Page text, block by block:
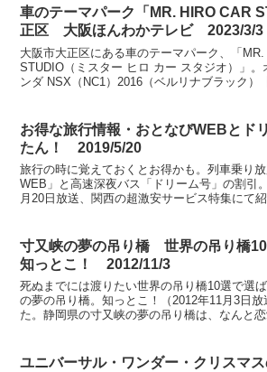
車のテーマパーク「MR. HIRO CAR
正区 大阪ほんわかテレビ 2023/3/3
大阪市大正区にある車のテーマパーク、「
STUDIO（ミスター ヒロ カー スタジオ）」。
ンダ NSX（NC1）2016（ベルリナブラック）
お得な旅行情報・おとなびWEBとド
たん！ 2019/5/20
旅行の時に覚えておくとお得かも。列車乗り
WEB」と高速深夜バス「ドリーム号」の割引
月20日放送、関西の超激安サービス特集にて紹
寸又峡の夢の吊り橋 世界の吊り橋
知っとこ！ 2012/11/3
死ぬまでには渡りたい世界の吊り橋10選で選
の夢の吊り橋。知っとこ！（2012年11月3日
た。静岡県の寸又峡の夢の吊り橋は、なんと
ユニバーサル・ワンダー・クリスマ